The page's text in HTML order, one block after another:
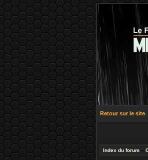
Retour sur le site
Index du forum »